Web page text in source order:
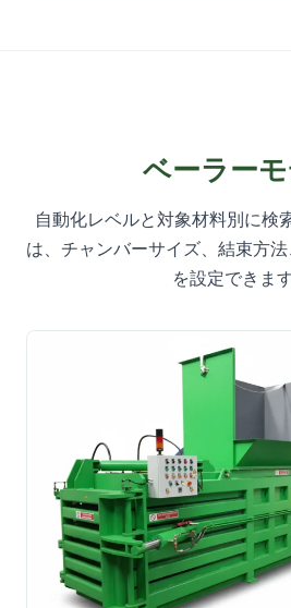
ベーラー
自動化レベルと対象材料別に検
は、チャンバーサイズ、結束方
を設定できま